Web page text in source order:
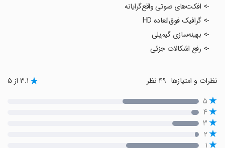
-> افکت‌های صوتی واقع‌گرایانه
-> گرافیک فوق‌العاده HD
-> بهینه‌سازی گیم‌پلی
-> رفع اشکالات جزئی
نظرات و امتیازها ۳.۱ از ۵
۵
۴
۳
۲
۱